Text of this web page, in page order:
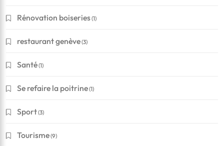
Rénovation boiseries(1)
restaurant genève(3)
Santé(1)
Se refaire la poitrine(1)
Sport(3)
Tourisme(9)